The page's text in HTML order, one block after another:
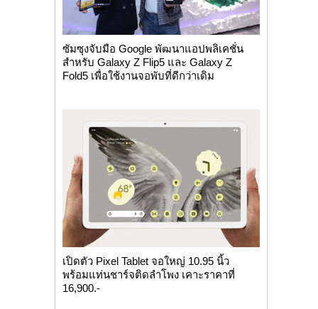
ซัมซุงจับมือ Google พัฒนาแอปพลิเคชั่น
สำหรับ Galaxy Z Flip5 และ Galaxy Z
Fold5 เพื่อใช้งานจอพับที่ดีกว่าเดิม
เปิดตัว Pixel Tablet จอใหญ่ 10.95 นิ้ว
พร้อมแท่นชาร์จติดลำโพง เคาะราคาที่
16,900.-